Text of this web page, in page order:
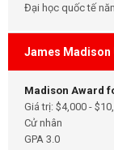
Đại học quốc tế
James Madison
Madison Award
Giá trị: $4,000 -
Cử nhân
GPA 3.0